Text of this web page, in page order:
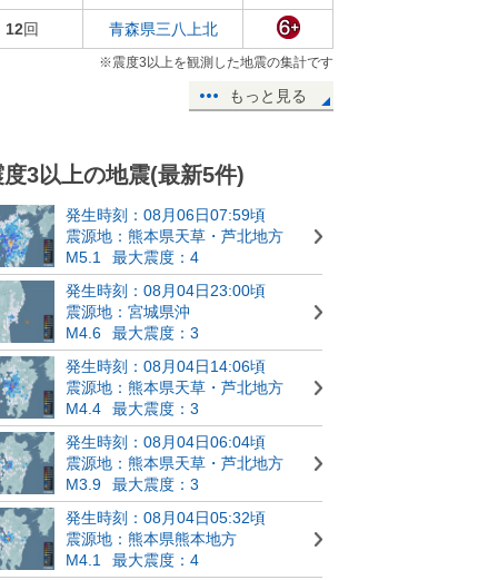
12回 青森県三八上北
※震度3以上を観測した地震の集計です
もっと見る
度3以上の地震(最新5件)
発生時刻：08月06日07:59頃
震源地：熊本県天草・芦北地方
M5.1
最大震度：4
発生時刻：08月04日23:00頃
震源地：宮城県沖
M4.6
最大震度：3
発生時刻：08月04日14:06頃
震源地：熊本県天草・芦北地方
M4.4
最大震度：3
発生時刻：08月04日06:04頃
震源地：熊本県天草・芦北地方
M3.9
最大震度：3
発生時刻：08月04日05:32頃
震源地：熊本県熊本地方
M4.1
最大震度：4